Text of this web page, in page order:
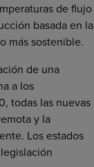
de flujo
basada en la
más sostenible.
de una
a los
todas las nuevas
y la
Los estados